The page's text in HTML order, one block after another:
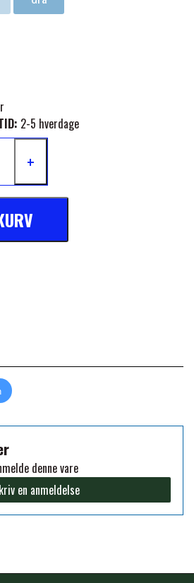
SADEL TILBEHØR
SADELUNDERLAG
EQUINE PADS
BENBESKYTTELSE
GROOMING & STALD
EQUINE RYTTER
MOUTH
HEVARI
JACKS
EQUESTIAN
LIKIT
MUSTAD
2-5 hverdage
+
denne vare
en anmeldelse